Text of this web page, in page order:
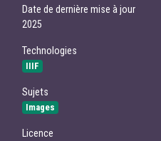
Date de dernière mise à jour
2025
Technologies
IIIF
Sujets
Images
Licence